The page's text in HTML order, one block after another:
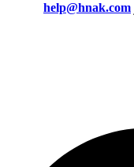
help@hnak.com